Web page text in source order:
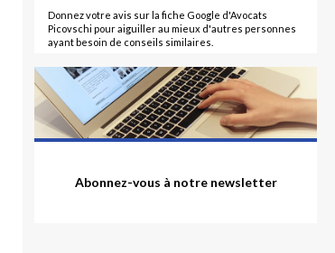
Donnez votre avis sur la fiche Google d'Avocats
Picovschi pour aiguiller au mieux d'autres personnes
ayant besoin de conseils similaires.
Abonnez-vous à notre newsletter